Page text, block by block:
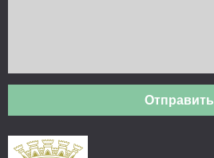
Отправить